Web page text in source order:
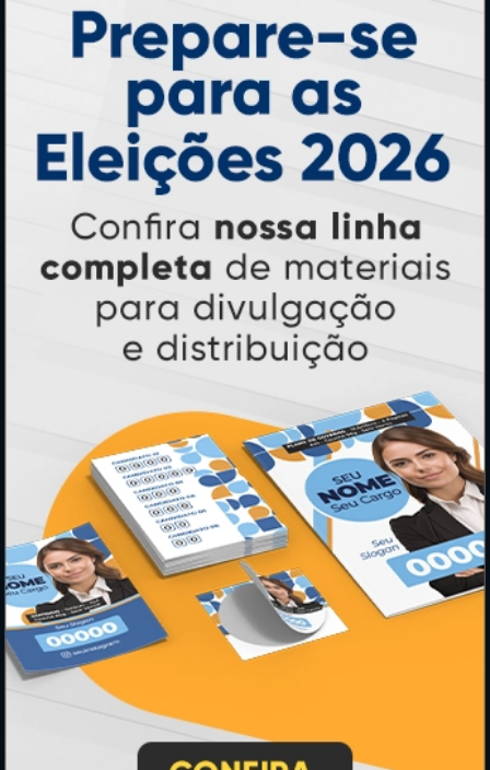
Ímãs
Cartão de Visita
Folder, Flyer e Panfleto
Banners e Lonas
Calendários 2027
PAGUE COM
* Pagamento com cartão de crédito terá valor adicional.
** Pagamentos a prazo poderão ter acréscimo.
*** Nota fiscal sujeita a emissão de acordo com prestador de
serviço, conforme legislação pertinente.
PARTICIPE
SEGURANÇA